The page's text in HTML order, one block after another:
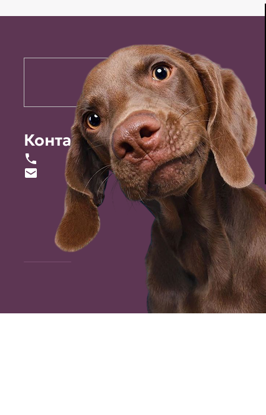
Контакты